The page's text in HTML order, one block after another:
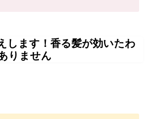
します！香る髪が効いたわ
りません